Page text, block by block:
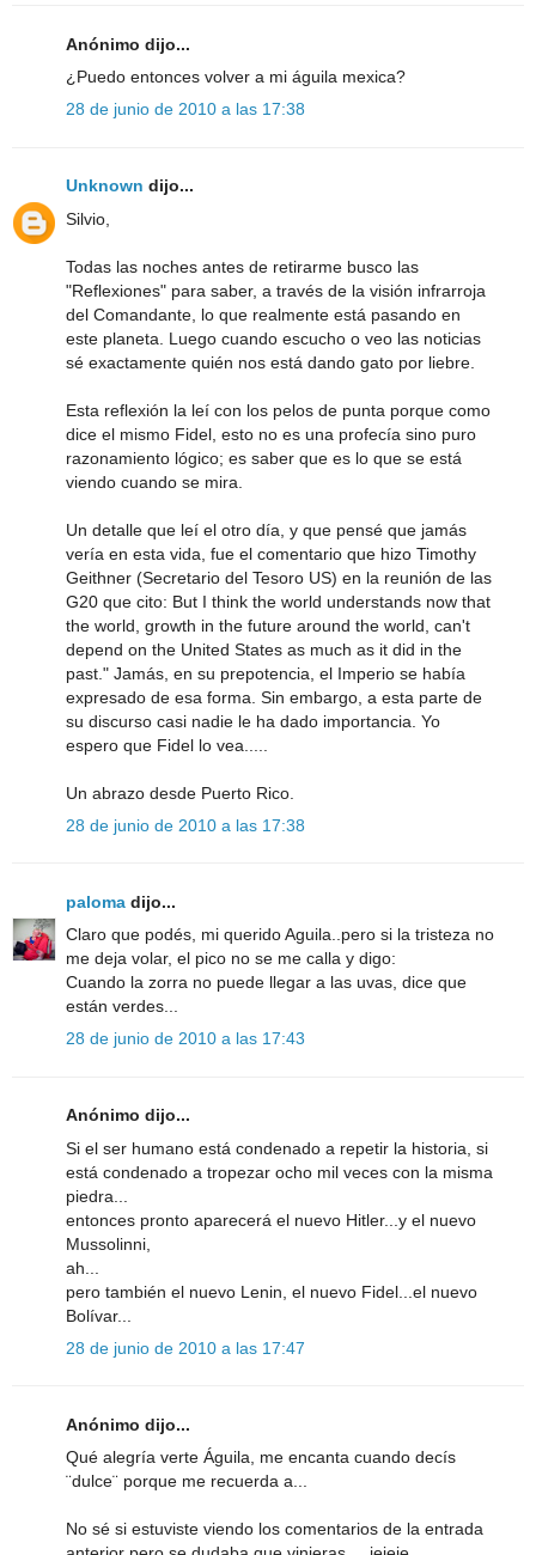
Anónimo dijo...
¿Puedo entonces volver a mi águila mexica?
28 de junio de 2010 a las 17:38
Unknown dijo...
Silvio,
Todas las noches antes de retirarme busco las
"Reflexiones" para saber, a través de la visión infrarroja
del Comandante, lo que realmente está pasando en
este planeta. Luego cuando escucho o veo las noticias
sé exactamente quién nos está dando gato por liebre.
Esta reflexión la leí con los pelos de punta porque como
dice el mismo Fidel, esto no es una profecía sino puro
razonamiento lógico; es saber que es lo que se está
viendo cuando se mira.
Un detalle que leí el otro día, y que pensé que jamás
vería en esta vida, fue el comentario que hizo Timothy
Geithner (Secretario del Tesoro US) en la reunión de las
G20 que cito: But I think the world understands now that
the world, growth in the future around the world, can't
depend on the United States as much as it did in the
past." Jamás, en su prepotencia, el Imperio se había
expresado de esa forma. Sin embargo, a esta parte de
su discurso casi nadie le ha dado importancia. Yo
espero que Fidel lo vea.....
Un abrazo desde Puerto Rico.
28 de junio de 2010 a las 17:38
paloma dijo...
Claro que podés, mi querido Aguila..pero si la tristeza no
me deja volar, el pico no se me calla y digo:
Cuando la zorra no puede llegar a las uvas, dice que
están verdes...
28 de junio de 2010 a las 17:43
Anónimo dijo...
Si el ser humano está condenado a repetir la historia, si
está condenado a tropezar ocho mil veces con la misma
piedra...
entonces pronto aparecerá el nuevo Hitler...y el nuevo
Mussolinni,
ah...
pero también el nuevo Lenin, el nuevo Fidel...el nuevo
Bolívar...
28 de junio de 2010 a las 17:47
Anónimo dijo...
Qué alegría verte Águila, me encanta cuando decís
¨dulce¨ porque me recuerda a...
No sé si estuviste viendo los comentarios de la entrada